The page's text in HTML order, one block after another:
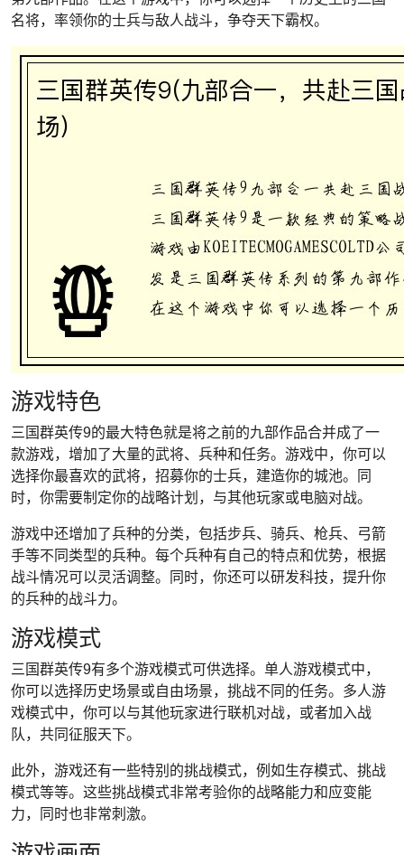
名将，率领你的士兵与敌人战斗，争夺天下霸权。
游戏特色
三国群英传9的最大特色就是将之前的九部作品合并成了一
款游戏，增加了大量的武将、兵种和任务。游戏中，你可以
选择你最喜欢的武将，招募你的士兵，建造你的城池。同
时，你需要制定你的战略计划，与其他玩家或电脑对战。
游戏中还增加了兵种的分类，包括步兵、骑兵、枪兵、弓箭
手等不同类型的兵种。每个兵种有自己的特点和优势，根据
战斗情况可以灵活调整。同时，你还可以研发科技，提升你
的兵种的战斗力。
游戏模式
三国群英传9有多个游戏模式可供选择。单人游戏模式中，
你可以选择历史场景或自由场景，挑战不同的任务。多人游
戏模式中，你可以与其他玩家进行联机对战，或者加入战
队，共同征服天下。
此外，游戏还有一些特别的挑战模式，例如生存模式、挑战
模式等等。这些挑战模式非常考验你的战略能力和应变能
力，同时也非常刺激。